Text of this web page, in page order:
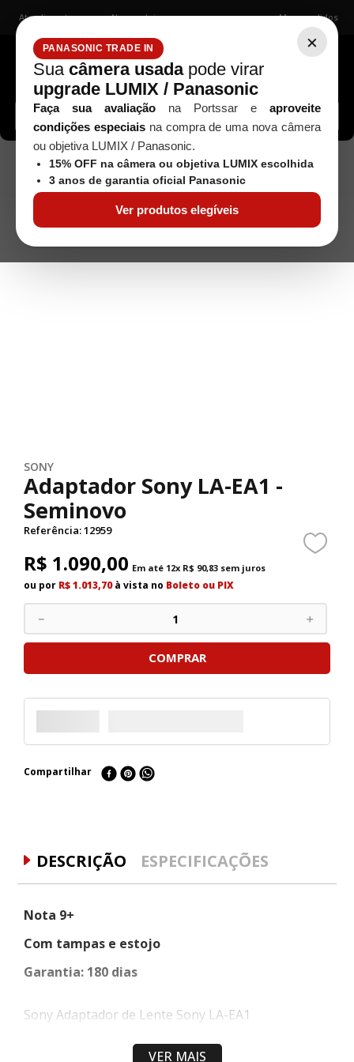
×
PANASONIC TRADE IN
Sua câmera usadapode virar
upgrade LUMIX / Panasonic
Faça sua avaliação na Portssar e aproveite
condições especiaisna compra de uma nova câmera
ou objetiva LUMIX / Panasonic.
15% OFF na câmera ou objetiva LUMIX escolhida
3 anos de garantia oficial Panasonic
Ver produtos elegíveis
Atendimento Nossas lojas Meus pedidos
Buscar câmeras, lentes, acessórios...
Seminovos
Teleconversores/Tubos Extensores/Adaptadores
Adaptador
Sony LA-EA1 - Seminovo
SONY
Adaptador Sony LA-EA1 -
Seminovo
Referência:12959
R$ 1.090,00 Em até 12x R$ 90,83 sem juros
ou por R$ 1.013,70à vista no Boleto ou PIX
＋
－
COMPRAR
Compartilhar
DESCRIÇÃO ESPECIFICAÇÕES
Nota 9+
Com tampas e estojo
Garantia: 180 dias
Sony Adaptador de Lente Sony LA-EA1
Adaptador de Lente Sony LA-EA1 permite que você
anexar qualquer lente A-mount a um Alpha E-
VER MAIS